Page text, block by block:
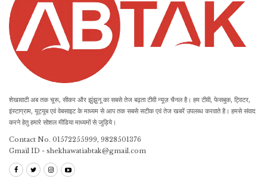
शेखावाटी अब तक चूरू, सीकर और झुंझुनू का सबसे तेज बढ़ता टीवी न्यूज़ चैनल है। हम टीवी, फेसबुक, ट्विटर,
इंस्टाग्राम, यूट्यूब एवं वेबसाइट के माध्यम से आप तक सबसे सटीक एवं तेज खबरें उपलब्ध करवाते है। हमसे संवाद
करने हेतु हमारे सोशल मीडिया माध्यमों से जुड़िये।
Contact No. 01572255999, 9828501376
Gmail ID - shekhawatiabtak@gmail.com